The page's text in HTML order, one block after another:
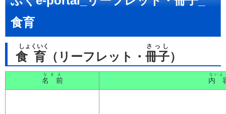
食育
食育
しょくいく
（リーフレット・ 冊子
さっし
）
名 前
なまえ
内
ないよ